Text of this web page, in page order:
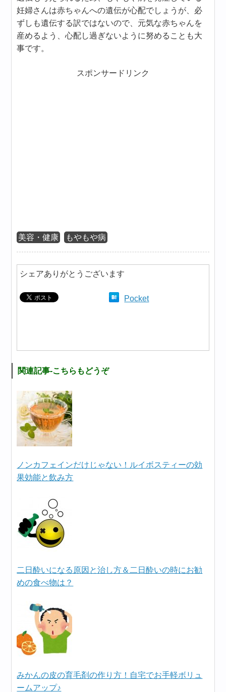
妊婦さんは赤ちゃんへの遺伝が心配でしょうが、必
ずしも遺伝する訳ではないので、元気な赤ちゃんを
産めるよう、心配し過ぎないように努めることも大
事です。
スポンサードリンク
美容・健康 もやもや病
シェアありがとうございます
Pocket
関連記事-こちらもどうぞ
ノンカフェインだけじゃない！ルイボスティーの効
果効能と飲み方
二日酔いになる原因と治し方＆二日酔いの時にお勧
めの食べ物は？
みかんの皮の育毛剤の作り方！自宅でお手軽ボリュ
ームアップ♪